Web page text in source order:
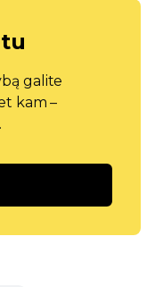
galite
kam –